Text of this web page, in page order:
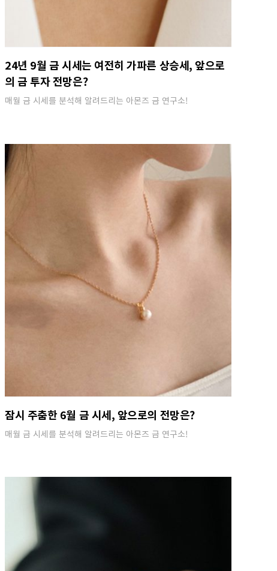
24년 9월 금 시세는 여전히 가파른 상승세, 앞으로
의 금 투자 전망은?
매월 금 시세를 분석해 알려드리는 아몬즈 금 연구소!
잠시 주춤한 6월 금 시세, 앞으로의 전망은?
매월 금 시세를 분석해 알려드리는 아몬즈 금 연구소!